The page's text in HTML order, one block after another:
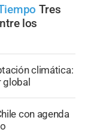
Tres
los
climática:
global
con agenda